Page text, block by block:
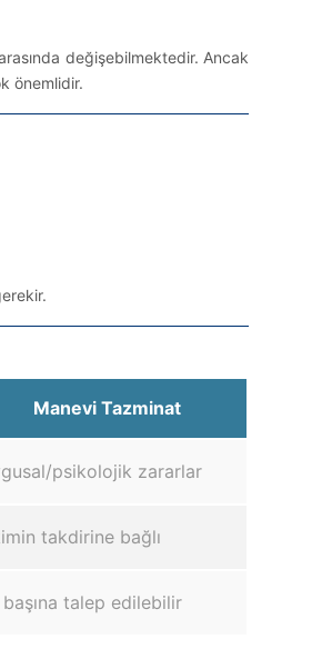
değişebilmektedir. Ancak
önemlidir.
Manevi Tazminat
psikolojik zararlar
takdirine bağlı
başına talep edilebilir